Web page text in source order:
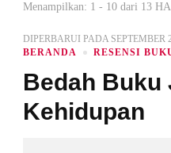
Menampilkan: 1 - 10 dari 13
DIPERBARUI PADA SEPTEMBER
BERANDA
RESENSI
Bedah
Kehidupan